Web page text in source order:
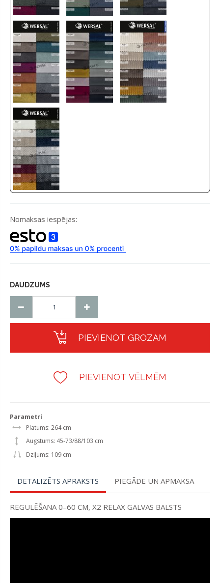
Nomaksas iespējas:
DAUDZUMS
PIEVIENOT GROZAM
PIEVIENOT VĒLMĒM
Parametri
Platums: 264 cm
Augstums: 45-73/88/103 cm
Dziļums: 109 cm
DETALIZĒTS APRAKSTS PIEGĀDE UN APMAKSA
REGULĒŠANA 0–60 CM, X2 RELAX GALVAS BALSTS